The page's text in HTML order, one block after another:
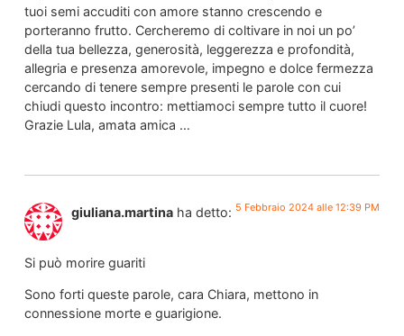
tuoi semi accuditi con amore stanno crescendo e
porteranno frutto. Cercheremo di coltivare in noi un po’
della tua bellezza, generosità, leggerezza e profondità,
allegria e presenza amorevole, impegno e dolce fermezza
cercando di tenere sempre presenti le parole con cui
chiudi questo incontro: mettiamoci sempre tutto il cuore!
Grazie Lula, amata amica …
giuliana.martina ha detto: 5 Febbraio 2024 alle 12:39 PM
Si può morire guariti
Sono forti queste parole, cara Chiara, mettono in
connessione morte e guarigione.